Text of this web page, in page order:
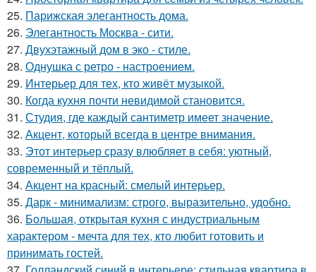
25. Парижская элегантность дома.
26. Элегантность Москва - сити.
27. Двухэтажный дом в эко - стиле.
28. Однушка с ретро - настроением.
29. Интерьер для тех, кто живёт музыкой.
30. Когда кухня почти невидимой становится.
31. Студия, где каждый сантиметр имеет значение.
32. Акцент, который всегда в центре внимания.
33. Этот интерьер сразу влюбляет в себя: уютный,
современный и тёплый.
34. Акцент на красный: смелый интерьер.
35. Дарк - минимализм: строго, выразительно, удобно.
36. Большая, открытая кухня с индустриальным
характером - мечта для тех, кто любит готовить и
принимать гостей.